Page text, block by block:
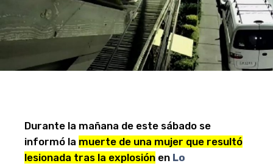
Durante la mañana de este sábado se
informó la muerte de una mujer que resultó
lesionada tras la explosión en Lo